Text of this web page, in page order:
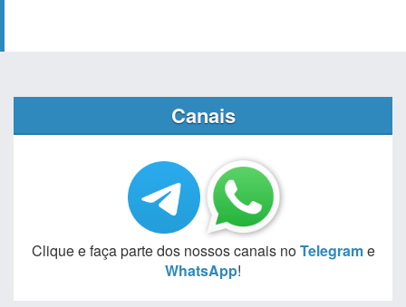
Canais
Clique e faça parte dos nossos canais noTelegrame
WhatsApp!